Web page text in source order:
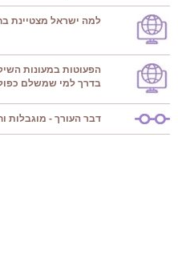
למה ישראל מצטיינת
הפעוטות במעונות
בדרך למי שמשלם
דבר העורך - מוגבלות